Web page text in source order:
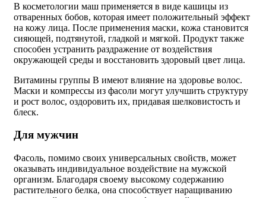
В косметологии маш применяется в виде кашицы из
отваренных бобов, которая имеет положительный эффект
на кожу лица. После применения маски, кожа становится
сияющей, подтянутой, гладкой и мягкой. Продукт также
способен устранить раздражение от воздействия
окружающей среды и восстановить здоровый цвет лица.
Витамины группы В имеют влияние на здоровье волос.
Маски и компрессы из фасоли могут улучшить структуру
и рост волос, оздоровить их, придавая шелковистость и
блеск.
Для мужчин
Фасоль, помимо своих универсальных свойств, может
оказывать индивидуальное воздействие на мужской
организм. Благодаря своему высокому содержанию
растительного белка, она способствует наращиванию